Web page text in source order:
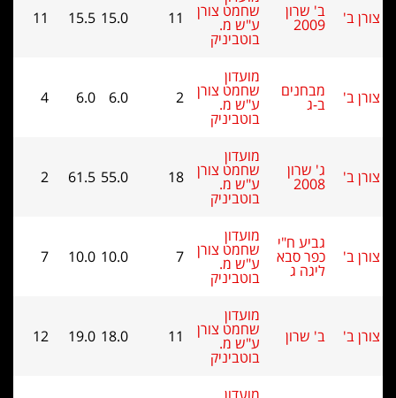
ב' שרון
2009
שחמט צורן
ע"ש מ.
בוטביניק
11
15.0
15.5
11
מבחנים
ב-ג
שחמט צורן
ע"ש מ.
בוטביניק
2
6.0
6.0
4
ג' שרון
2008
שחמט צורן
ע"ש מ.
בוטביניק
18
55.0
61.5
2
כפר סבא
ליגה ג
מועדון
שחמט צורן
ע"ש מ.
בוטביניק
7
10.0
10.0
7
ב' שרון שחמט צורן
ע"ש מ.
בוטביניק
11
18.0
19.0
12